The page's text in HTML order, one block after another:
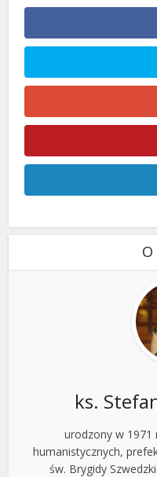
ks.
urodzony w 1971
humanistycznych,
św. Brygidy